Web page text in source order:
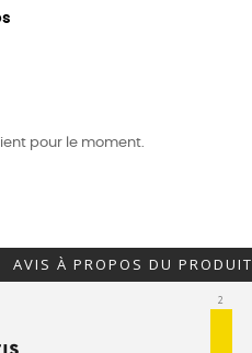
pour le moment.
AVIS À PROPOS DU PRODUIT
2